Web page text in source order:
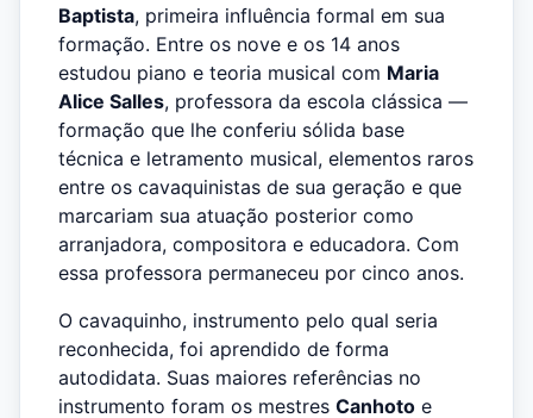
Baptista, primeira influência formal em sua
formação. Entre os nove e os 14 anos
estudou piano e teoria musical com Maria
Alice Salles, professora da escola clássica —
formação que lhe conferiu sólida base
técnica e letramento musical, elementos raros
entre os cavaquinistas de sua geração e que
marcariam sua atuação posterior como
arranjadora, compositora e educadora. Com
essa professora permaneceu por cinco anos.
O cavaquinho, instrumento pelo qual seria
reconhecida, foi aprendido de forma
autodidata. Suas maiores referências no
instrumento foram os mestres Canhoto e